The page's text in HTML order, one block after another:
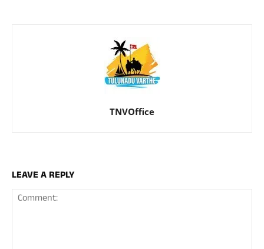
TNVOffice
LEAVE A REPLY